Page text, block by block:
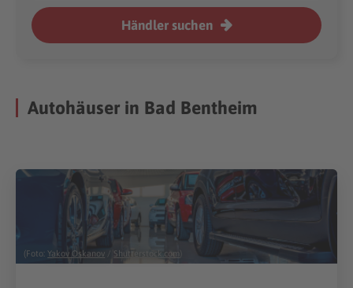
Händler suchen
Autohäuser in Bad Bentheim
(Foto: Yakov Oskanov / Shutterstock.com